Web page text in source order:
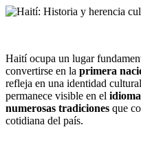
Haití ocupa un lugar
convertirse en la primera
refleja en una identidad
permanece visible en el
numerosas tradiciones que
cotidiana del país.